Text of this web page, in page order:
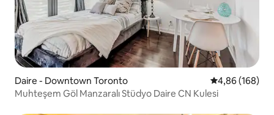
Daire - Downtown Toronto 5 üzerinden
4,86 (168)
Muhteşem Göl Manzaralı Stüdyo Daire CN Kulesi